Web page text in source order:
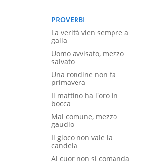
PROVERBI
La verità vien sempre a
galla
Uomo avvisato, mezzo
salvato
Una rondine non fa
primavera
Il mattino ha l'oro in
bocca
Mal comune, mezzo
gaudio
Il gioco non vale la
candela
Al cuor non si comanda